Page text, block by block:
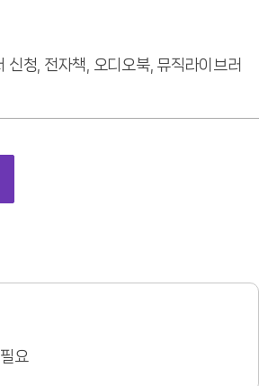
청, 전자책, 오디오북, 뮤직라이브러
요